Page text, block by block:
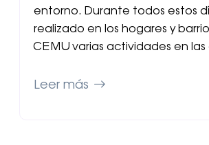
entorno. Durante todos estos
realizado en los hogares y
CEMU varias actividades en
Leer más